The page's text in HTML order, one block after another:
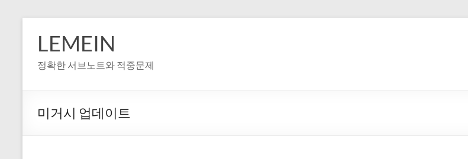
LEMEIN
정확한 서브노트와 적중문제
미거시 업데이트